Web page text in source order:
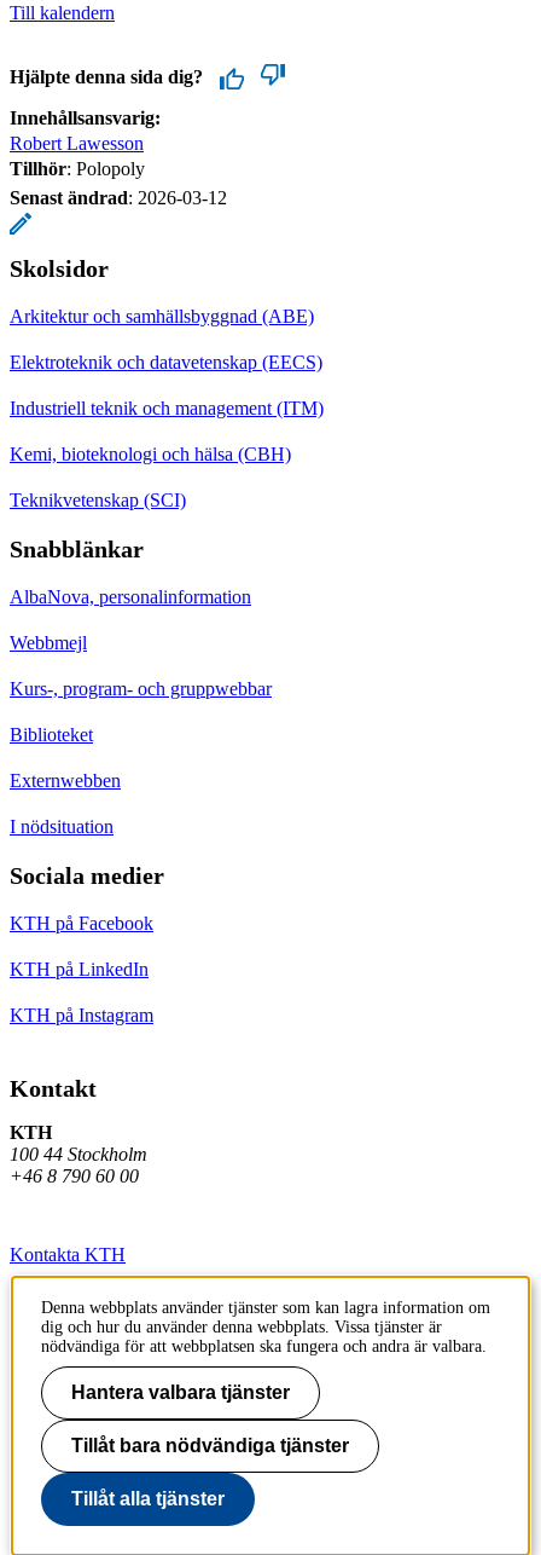
Till kalendern
Hjälpte denna sida dig?
Innehållsansvarig:
Robert Lawesson
Tillhör: Polopoly
Senast ändrad: 2026-03-12
Skolsidor
Arkitektur och samhällsbyggnad (ABE)
Elektroteknik och datavetenskap (EECS)
Industriell teknik och management (ITM)
Kemi, bioteknologi och hälsa (CBH)
Teknikvetenskap (SCI)
Snabblänkar
AlbaNova, personalinformation
Webbmejl
Kurs-, program- och gruppwebbar
Biblioteket
Externwebben
I nödsituation
Sociala medier
KTH på Facebook
KTH på LinkedIn
KTH på Instagram
Kontakt
KTH
100 44 Stockholm
+46 8 790 60 00
Kontakta KTH
Jobba på KTH
Press och media
Faktura och betalning KTH
Om KTH:s webbplatser
Tillgänglighetsredogörelse
Denna webbplats använder tjänster som kan lagra information om
dig och hur du använder denna webbplats. Vissa tjänster är
nödvändiga för att webbplatsen ska fungera och andra är valbara.
Hantera valbara tjänster
Tillåt bara nödvändiga tjänster
Tillåt alla tjänster